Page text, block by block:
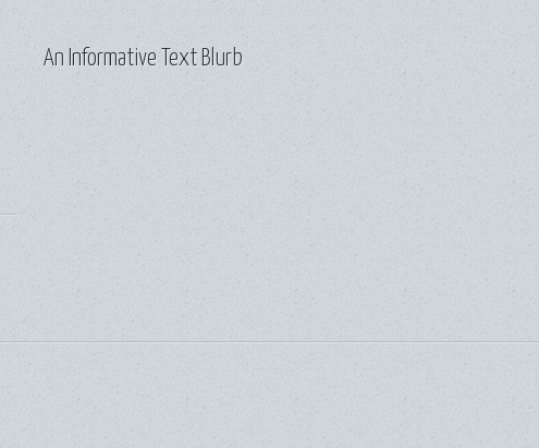
An Informative Text Blurb